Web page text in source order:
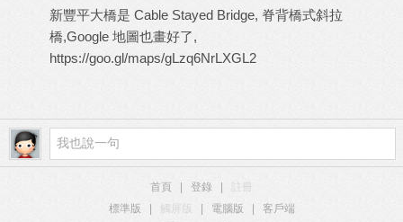
新豐平大橋是 Cable Stayed Bridge, 脊背橋式斜拉
橋,Google 地圖也畫好了,
https://goo.gl/maps/gLzq6NrLXGL2
首頁 登錄
標準版
觸屏版 電腦版
客戶端